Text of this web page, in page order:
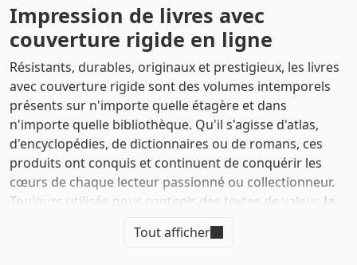
Impression de livres avec
couverture rigide en ligne
Résistants, durables, originaux et prestigieux, les livres
avec couverture rigide sont des volumes intemporels
présents sur n'importe quelle étagère et dans
n'importe quelle bibliothèque. Qu'il s'agisse d'atlas,
d'encyclopédies, de dictionnaires ou de romans, ces
produits ont conquis et continuent de conquérir les
cœurs de chaque lecteur passionné ou collectionneur.
Toujours utilisée pour contenir des textes de valeur, la
travail plus précis et minutieux par rapport à celle
Tout afficher